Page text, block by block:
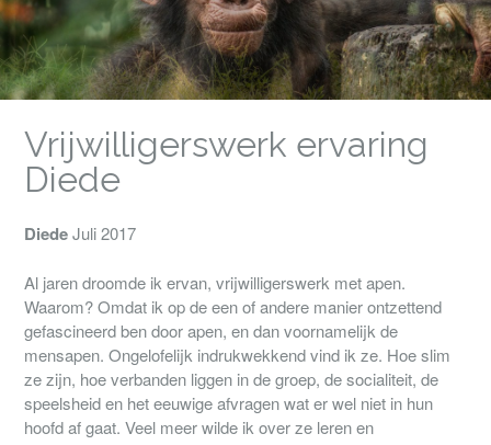
Vrijwilligerswerk ervaring
Diede
DiedeJuli 2017
Al jaren droomde ik ervan, vrijwilligerswerk met apen.
Waarom? Omdat ik op de een of andere manier ontzettend
gefascineerd ben door apen, en dan voornamelijk de
mensapen. Ongelofelijk indrukwekkend vind ik ze. Hoe slim
ze zijn, hoe verbanden liggen in de groep, de socialiteit, de
speelsheid en het eeuwige afvragen wat er wel niet in hun
hoofd af gaat. Veel meer wilde ik over ze leren en